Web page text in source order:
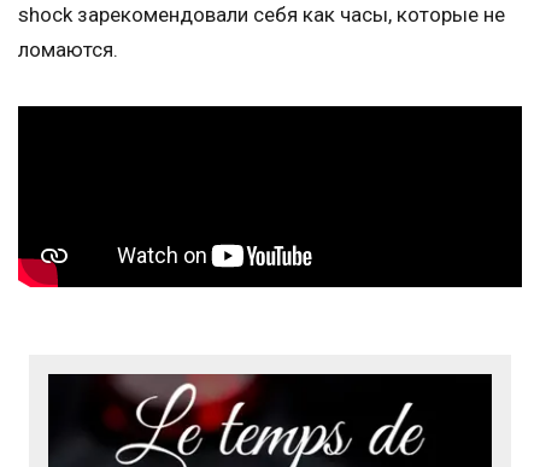
shock зарекомендовали себя как часы, которые не
ломаются.